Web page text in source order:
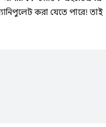
করা যেতে পারে! তাই